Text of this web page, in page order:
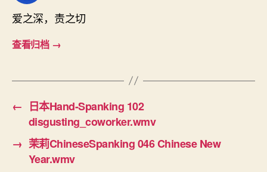
爱之深，责之切
查看归档 →
← 日本Hand-Spanking 102
disgusting_coworker.wmv
→ 茉莉ChineseSpanking 046 Chinese New
Year.wmv